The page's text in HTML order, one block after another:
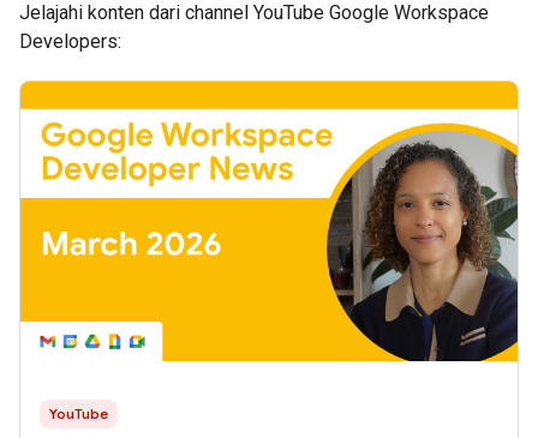
Jelajahi konten dari channel YouTube Google Workspace
Developers:
YouTube